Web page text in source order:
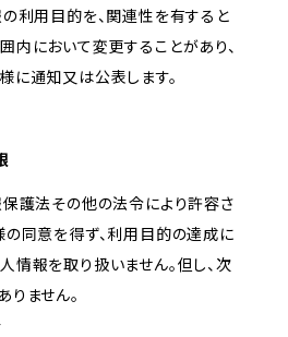
の利用目的を、関連性を有すると
内において変更することがあり、
に通知又は公表します。
保護法その他の法令により許容さ
の同意を得ず、利用目的の達成に
情報を取り扱いません。但し、次
ません。